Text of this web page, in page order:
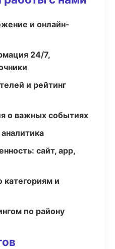
и онлайн-
24/7,
и рейтинг
о важных событиях
сайт, app,
и
по району